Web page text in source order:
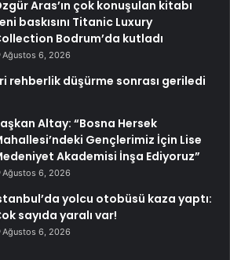
Aras’ın çok konuşulan kitabı
baskısını Titanic Luxury
Bodrum’da kutladı
Ağustos 6, 2026
rehberlik düşürme sonrası geriledi
Altay: “Bosna Hersek
Gençlerimiz İçin Lise
Akademisi İnşa Ediyoruz”
Ağustos 6, 2026
yolcu otobüsü kaza yaptı:
sayıda yaralı var!
Ağustos 6, 2026